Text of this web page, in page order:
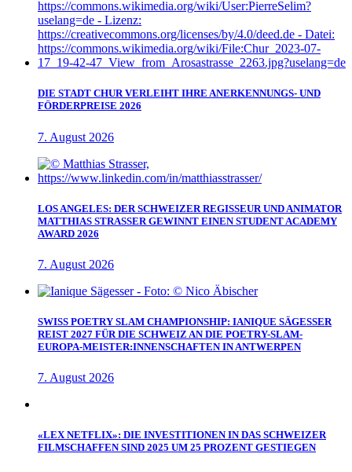
DIE STADT CHUR VERLEIHT IHRE ANERKENNUNGS- UND
FÖRDERPREISE 2026
7. August 2026
LOS ANGELES: DER SCHWEIZER REGISSEUR UND ANIMATOR
MATTHIAS STRASSER GEWINNT EINEN STUDENT ACADEMY
AWARD 2026
7. August 2026
SWISS POETRY SLAM CHAMPIONSHIP: IANIQUE SÄGESSER
REIST 2027 FÜR DIE SCHWEIZ AN DIE POETRY-SLAM-
EUROPA-MEISTER:INNENSCHAFTEN IN ANTWERPEN
7. August 2026
«LEX NETFLIX»: DIE INVESTITIONEN IN DAS SCHWEIZER
FILMSCHAFFEN SIND 2025 UM 25 PROZENT GESTIEGEN